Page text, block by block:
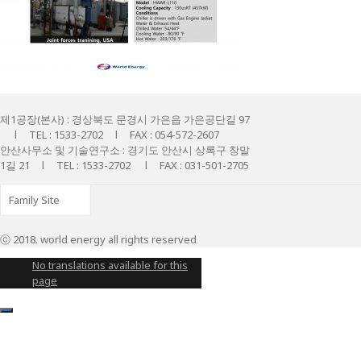
제1공장(본사) : 경상북도 문경시 가은읍 가은공단길 97
l TEL : 1533-2702 l FAX : 054-572-2607
안산사무소 및 기술연구소 : 경기도 안산시 상록구 창말
1길 21 l TEL : 1533-2702 l FAX : 031-501-2705
ⓒ 2018. world energy all rights reserved
No translations available for this
page